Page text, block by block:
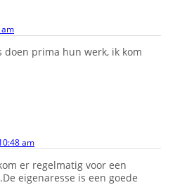
am
doen prima hun werk, ik kom
am
er regelmatig voor een
eigenaresse is een goede